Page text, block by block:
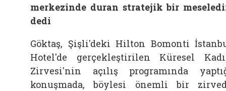
merkezinde duran stratejik bir
dedi
Göktaş, Şişli'deki Hilton Bomonti
Hotel'de gerçekleştirilen Küresel
Zirvesi'nin açılış programında
konuşmada, böylesi önemli bir